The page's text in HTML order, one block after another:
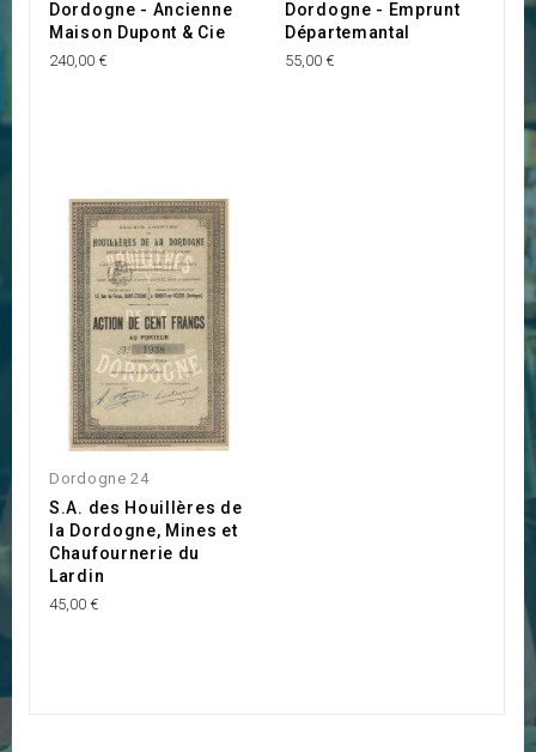
Dordogne - Ancienne
Maison Dupont & Cie
240,00 €
Dordogne - Emprunt
Départemantal
55,00 €
Dordogne 24
S.A. des Houillères de
la Dordogne, Mines et
Chaufournerie du
Lardin
45,00 €